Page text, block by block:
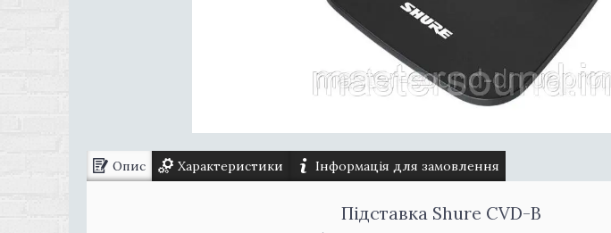
Опис Характеристики Інформація для замовлення
Підставка Shure CVD-B